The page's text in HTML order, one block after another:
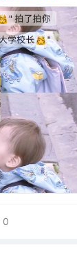
0